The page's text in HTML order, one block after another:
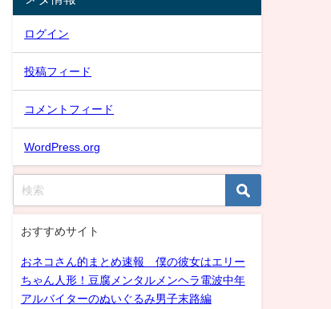
ログイン
投稿フィード
コメントフィード
WordPress.org
おすすめサイト
おネコさん的まとめ速報 僕の彼女はエリー
ちゃん人形！豆腐メンタルメンヘラ電波中年
アルバイターのぬいぐるみ男子末路編